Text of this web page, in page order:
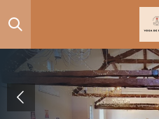
au
principal